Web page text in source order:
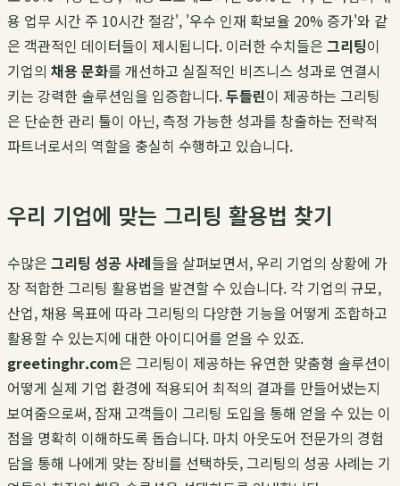
용 업무 시간 주 10시간 절감', '우수 인재 확보율 20% 증가'와 같
은 객관적인 데이터들이 제시됩니다. 이러한 수치들은 그리팅이
기업의 채용 문화를 개선하고 실질적인 비즈니스 성과로 연결시
키는 강력한 솔루션임을 입증합니다.두들린이 제공하는 그리팅
은 단순한 관리 툴이 아닌, 측정 가능한 성과를 창출하는 전략적
파트너로서의 역할을 충실히 수행하고 있습니다.
우리 기업에 맞는 그리팅 활용법 찾기
수많은 그리팅 성공 사례들을 살펴보면서, 우리 기업의 상황에 가
장 적합한 그리팅 활용법을 발견할 수 있습니다. 각 기업의 규모,
산업, 채용 목표에 따라 그리팅의 다양한 기능을 어떻게 조합하고
활용할 수 있는지에 대한 아이디어를 얻을 수 있죠.
greetinghr.com은 그리팅이 제공하는 유연한 맞춤형 솔루션이
어떻게 실제 기업 환경에 적용되어 최적의 결과를 만들어냈는지
보여줌으로써, 잠재 고객들이 그리팅 도입을 통해 얻을 수 있는 이
점을 명확히 이해하도록 돕습니다. 마치 아웃도어 전문가의 경험
담을 통해 나에게 맞는 장비를 선택하듯, 그리팅의 성공 사례는 기